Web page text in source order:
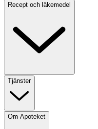
Recept och läkemedel
Tjänster
Om Apoteket